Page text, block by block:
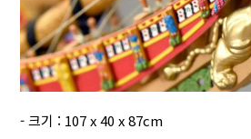
- 크기 : 107 x 40 x 87cm